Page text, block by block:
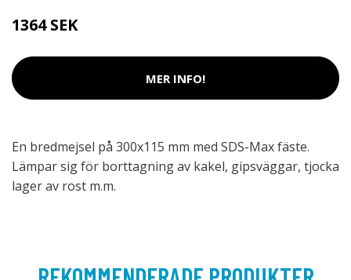
1364 SEK
MER INFO!
En bredmejsel på 300x115 mm med SDS-Max fäste.
Lämpar sig för borttagning av kakel, gipsväggar, tjocka
lager av rost m.m.